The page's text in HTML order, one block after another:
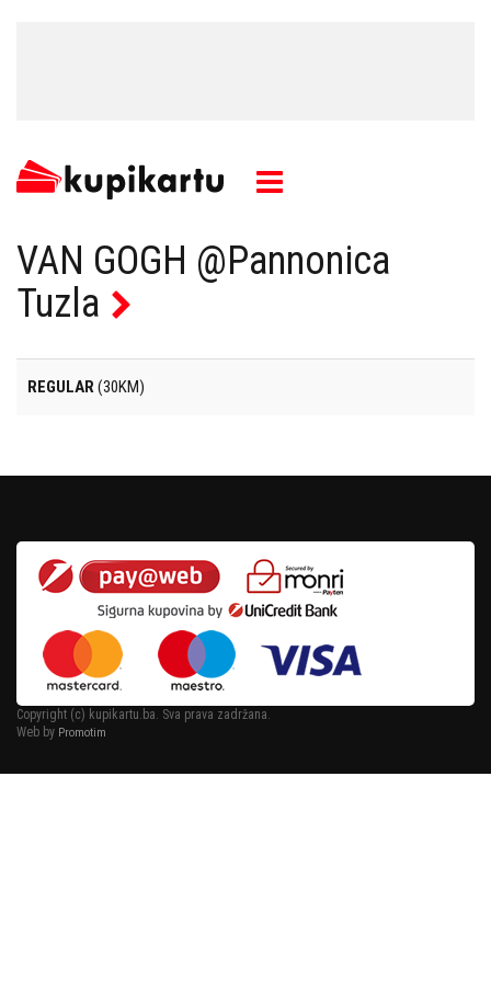
VAN GOGH @Pannonica
Tuzla
REGULAR(30KM)
Copyright (c) kupikartu.ba. Sva prava zadržana.
Web by Promotim